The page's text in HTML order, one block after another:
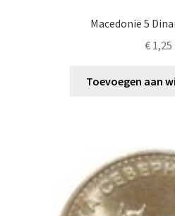
Macedonië 5
€1,25
Toevoegen aan